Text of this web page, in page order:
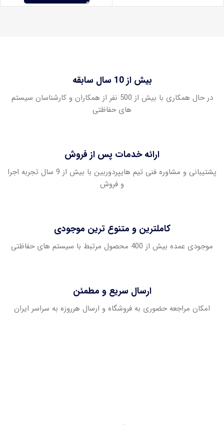
بیش از 10 سال سابقه
در حال همکاری با بیش از 500 نفر از همکاران و کارشناسان سیستم
های حفاظتی
ارائه خدمات پس از فروش
پشتیبانی و مشاوره فنی تیم هایپردوربین با بیش از 9 سال تجربه اجرا
و فروش
کاملترین و متنوع ترین موجودی
موجودی عمده بیش از 400 محصول مرتبط با سیستم های حفاظتی
ارسال سریع و مطمئن
امکان مراجعه حضوری به فروشگاه و ارسال هرروزه به سراسر ایران